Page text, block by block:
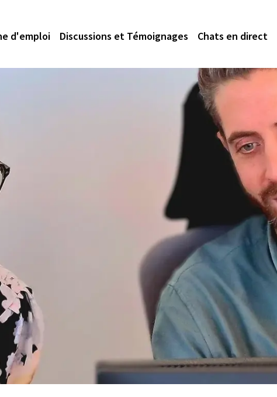
d'emploi Discussions et Témoignages Chats en direct